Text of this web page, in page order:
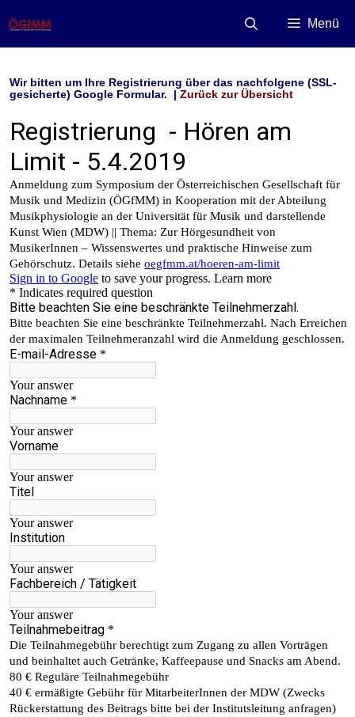
Inhalt
springen
Menü
Wir bitten um Ihre Registrierung über das nachfolgene (SSL-
gesicherte) Google Formular. | Zurück zur Übersicht